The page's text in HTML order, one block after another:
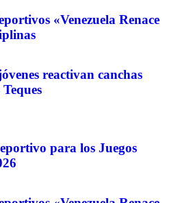
«Venezuela Renace
reactivan canchas
para los Juegos